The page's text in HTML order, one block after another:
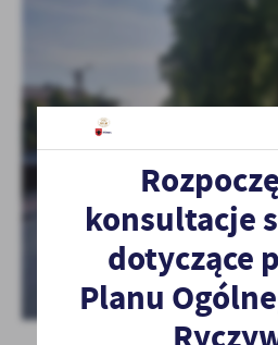
konsultacje
dotyczące
Planu